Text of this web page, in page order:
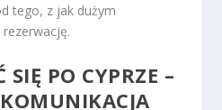
tego, z jak dużym
SIĘ PO CYPRZE –